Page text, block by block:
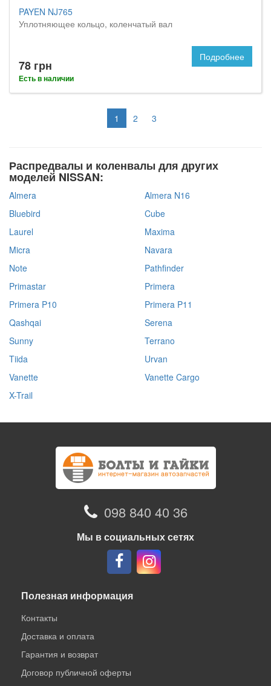
PAYEN NJ765
Уплотняющее кольцо, коленчатый вал
78 грн
Есть в наличии
Подробнее
1 2 3
Распредвалы и коленвалы для других
моделей NISSAN:
Almera
Almera N16
Bluebird
Cube
Laurel
Maxima
Micra
Navara
Note
Pathfinder
Primastar
Primera
Primera P10
Primera P11
Qashqai
Serena
Sunny
Terrano
Tiida
Urvan
Vanette
Vanette Cargo
X-Trail
098 840 40 36
Мы в социальных сетях
Полезная информация
Контакты
Доставка и оплата
Гарантия и возврат
Договор публичной оферты